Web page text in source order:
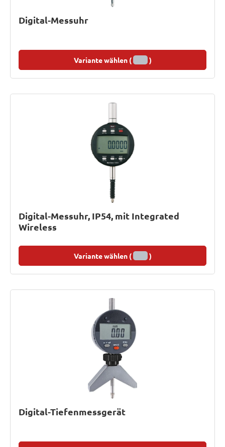
Digital-Messuhr
Variante wählen ( )
Digital-Messuhr, IP54, mit Integrated
Wireless
Variante wählen ( )
Digital-Tiefenmessgerät